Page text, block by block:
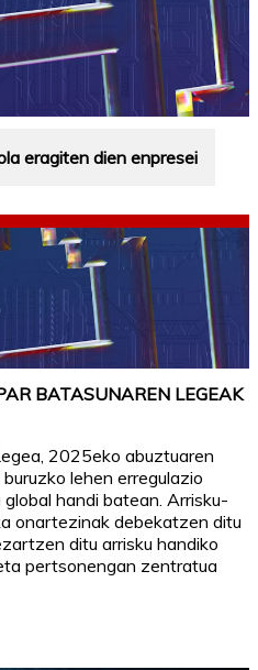
eragiten dien enpresei
BATASUNAREN LEGEAK
2025eko abuztuaren
lehen erregulazio
handi batean. Arrisku-
onartezinak debekatzen ditu
ditu arrisku handiko
pertsonengan zentratua